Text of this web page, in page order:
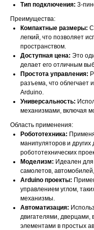
Тип подключения: 3-
Преимущества:
Компактные размеры:
легкий, что позволяет
пространством.
Доступная цена: Это
делает его отличным
Простота управления:
разъема, что облегчает
Arduino.
Универсальность:
механизмами, включая
Область применения:
Робототехника:
манипуляторов и
робототехнических
Моделизм: Идеален
самолетов,
Arduino проекты:
управлением углом,
механизмы.
Автоматизация:
двигателями, дверцами,
элементами в простых